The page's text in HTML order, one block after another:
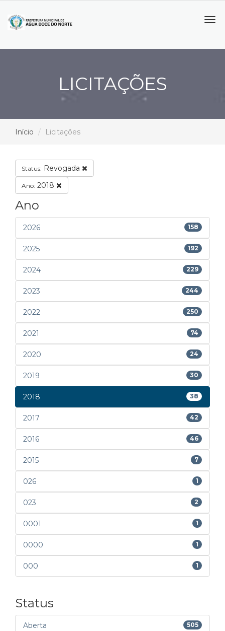
LICITAÇÕES
Início Licitações
Status: Revogada
Ano: 2018
Ano
2026 158
2025 192
2024 229
2023 244
2022 250
2021 74
2020 24
2019 30
2018 38
2017 42
2016 46
2015 7
026 1
023 2
0001 1
0000 1
000 1
Status
Aberta 505